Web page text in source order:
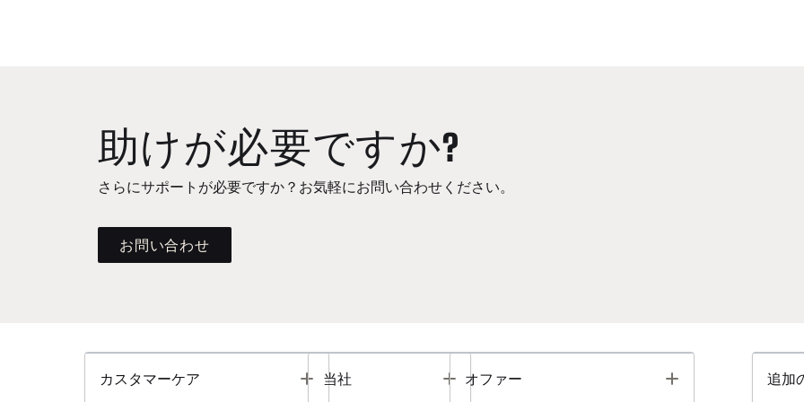
助けが必要ですか?
さらにサポートが必要ですか？お気軽にお問い合わせください。
お問い合わせ
カスタマーケア Toggle
当社 Toggle
オファー Toggle 追加